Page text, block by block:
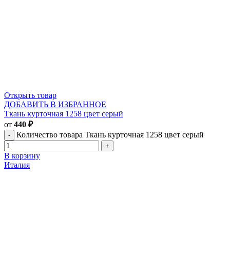
Открыть товар
ДОБАВИТЬ В ИЗБРАННОЕ
Ткань курточная 1258 цвет серый
от 440 ₽
Количество товара Ткань курточная 1258 цвет серый
В корзину
Италия